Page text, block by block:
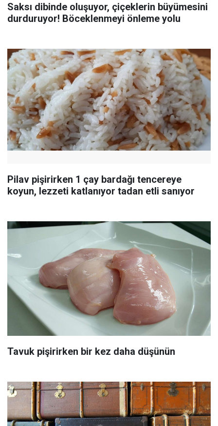
Saksı dibinde oluşuyor, çiçeklerin büyümesini
durduruyor! Böceklenmeyi önleme yolu
Pilav pişirirken 1 çay bardağı tencereye
koyun, lezzeti katlanıyor tadan etli sanıyor
Tavuk pişirirken bir kez daha düşünün